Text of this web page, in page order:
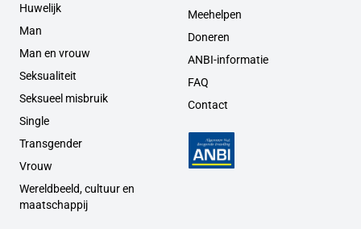
Huwelijk
Man
Man en vrouw
Seksualiteit
Seksueel misbruik
Single
Transgender
Vrouw
Wereldbeeld, cultuur en
maatschappij
Meehelpen
Doneren
ANBI-informatie
FAQ
Contact